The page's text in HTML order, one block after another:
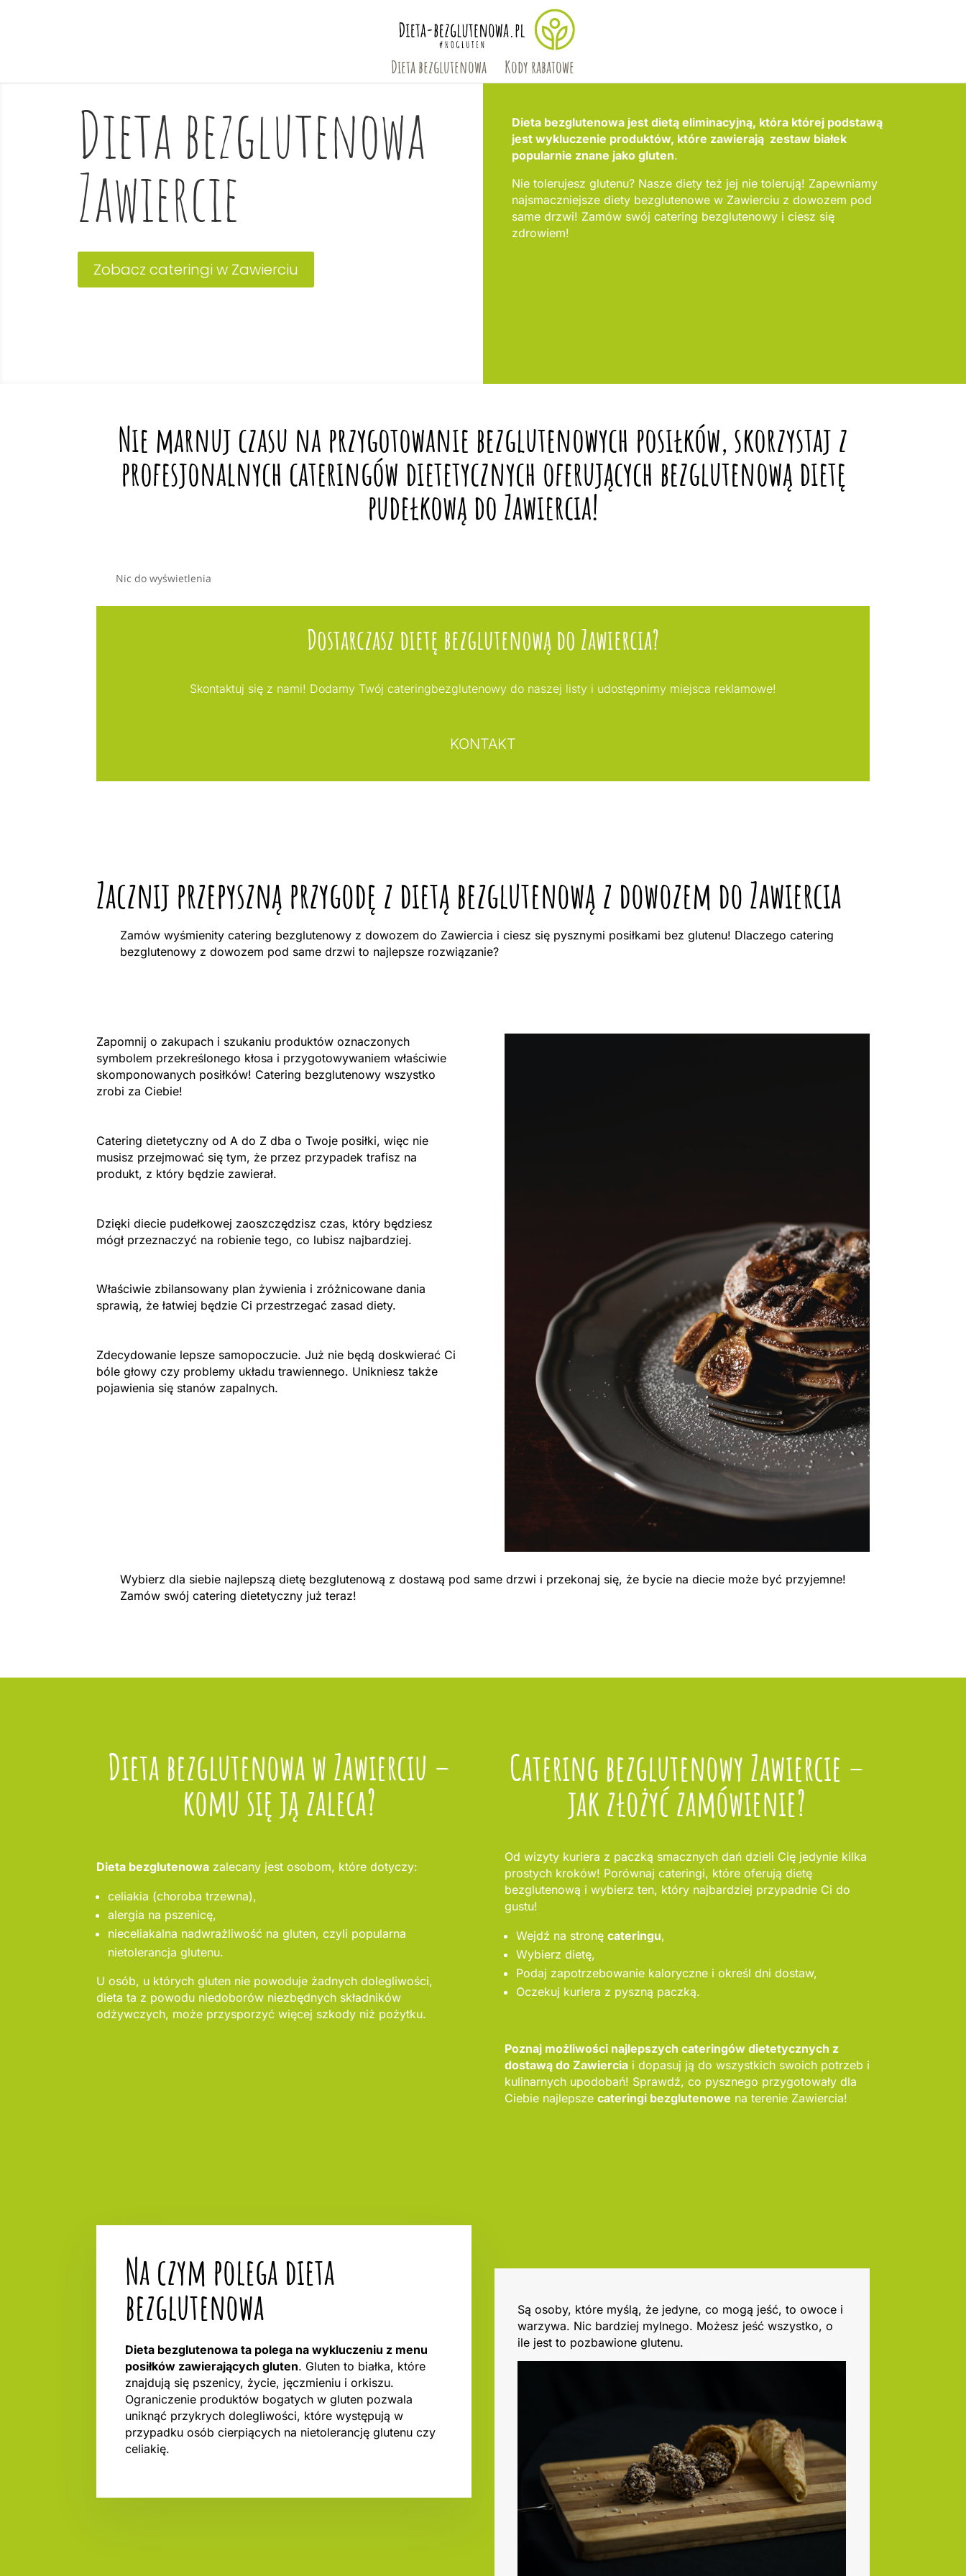
Dieta bezglutenowa Kody rabatowe
Dieta bezglutenowa
Zawiercie
Zobacz cateringi w Zawierciu
Dieta bezglutenowa jest dietą eliminacyjną, która której podstawą
jest wykluczenie produktów, które zawierają zestaw białek
popularnie znane jako gluten.
Nie tolerujesz glutenu? Nasze diety też jej nie tolerują! Zapewniamy
najsmaczniejsze diety bezglutenowe w Zawierciu z dowozem pod
same drzwi! Zamów swój catering bezglutenowy i ciesz się
zdrowiem!
Nie marnuj czasu na przygotowanie bezglutenowych posiłków, skorzystaj z
profesjonalnych cateringów dietetycznych oferujących bezglutenową dietę
pudełkową do Zawiercia!
Nic do wyświetlenia
Dostarczasz dietę bezglutenową do Zawiercia?
Skontaktuj się z nami! Dodamy Twój cateringbezglutenowy do naszej listy i udostępnimy miejsca reklamowe!
KONTAKT
Zacznij przepyszną przygodę z dietą bezglutenową z dowozem do Zawiercia
Zamów wyśmienity catering bezglutenowy z dowozem do Zawiercia i ciesz się pysznymi posiłkami bez glutenu! Dlaczego catering
bezglutenowy z dowozem pod same drzwi to najlepsze rozwiązanie?
Zapomnij o zakupach i szukaniu produktów oznaczonych
symbolem przekreślonego kłosa i przygotowywaniem właściwie
skomponowanych posiłków! Catering bezglutenowy wszystko
zrobi za Ciebie!
Catering dietetyczny od A do Z dba o Twoje posiłki, więc nie
musisz przejmować się tym, że przez przypadek trafisz na
produkt, z który będzie zawierał.
Dzięki diecie pudełkowej zaoszczędzisz czas, który będziesz
mógł przeznaczyć na robienie tego, co lubisz najbardziej.
Właściwie zbilansowany plan żywienia i zróżnicowane dania
sprawią, że łatwiej będzie Ci przestrzegać zasad diety.
Zdecydowanie lepsze samopoczucie. Już nie będą doskwierać Ci
bóle głowy czy problemy układu trawiennego. Unikniesz także
pojawienia się stanów zapalnych.
Wybierz dla siebie najlepszą dietę bezglutenową z dostawą pod same drzwi i przekonaj się, że bycie na diecie może być przyjemne!
Zamów swój catering dietetyczny już teraz!
Dieta bezglutenowa w Zawierciu –
komu się ją zaleca?
Dieta bezglutenowa zalecany jest osobom, które dotyczy:
celiakia (choroba trzewna),
alergia na pszenicę,
nieceliakalna nadwrażliwość na gluten, czyli popularna
nietolerancja glutenu.
U osób, u których gluten nie powoduje żadnych dolegliwości,
dieta ta z powodu niedoborów niezbędnych składników
odżywczych, może przysporzyć więcej szkody niż pożytku.
Catering bezglutenowy Zawiercie –
jak złożyć zamówienie?
Od wizyty kuriera z paczką smacznych dań dzieli Cię jedynie kilka
prostych kroków! Porównaj cateringi, które oferują dietę
bezglutenową i wybierz ten, który najbardziej przypadnie Ci do
gustu!
Wejdź na stronę cateringu,
Wybierz dietę,
Podaj zapotrzebowanie kaloryczne i określ dni dostaw,
Oczekuj kuriera z pyszną paczką.
Poznaj możliwości najlepszych cateringów dietetycznych z
dostawą do Zawierciai dopasuj ją do wszystkich swoich potrzeb i
kulinarnych upodobań! Sprawdź, co pysznego przygotowały dla
Ciebie najlepsze cateringi bezglutenowe na terenie Zawiercia!
Na czym polega dieta
bezglutenowa
Dieta bezglutenowa ta polega na wykluczeniu z menu
posiłków zawierających gluten. Gluten to białka, które
znajdują się pszenicy, życie, jęczmieniu i orkiszu.
Ograniczenie produktów bogatych w gluten pozwala
uniknąć przykrych dolegliwości, które występują w
przypadku osób cierpiących na nietolerancję glutenu czy
celiakię.
Są osoby, które myślą, że jedyne, co mogą jeść, to owoce i
warzywa. Nic bardziej mylnego. Możesz jeść wszystko, o
ile jest to pozbawione glutenu.